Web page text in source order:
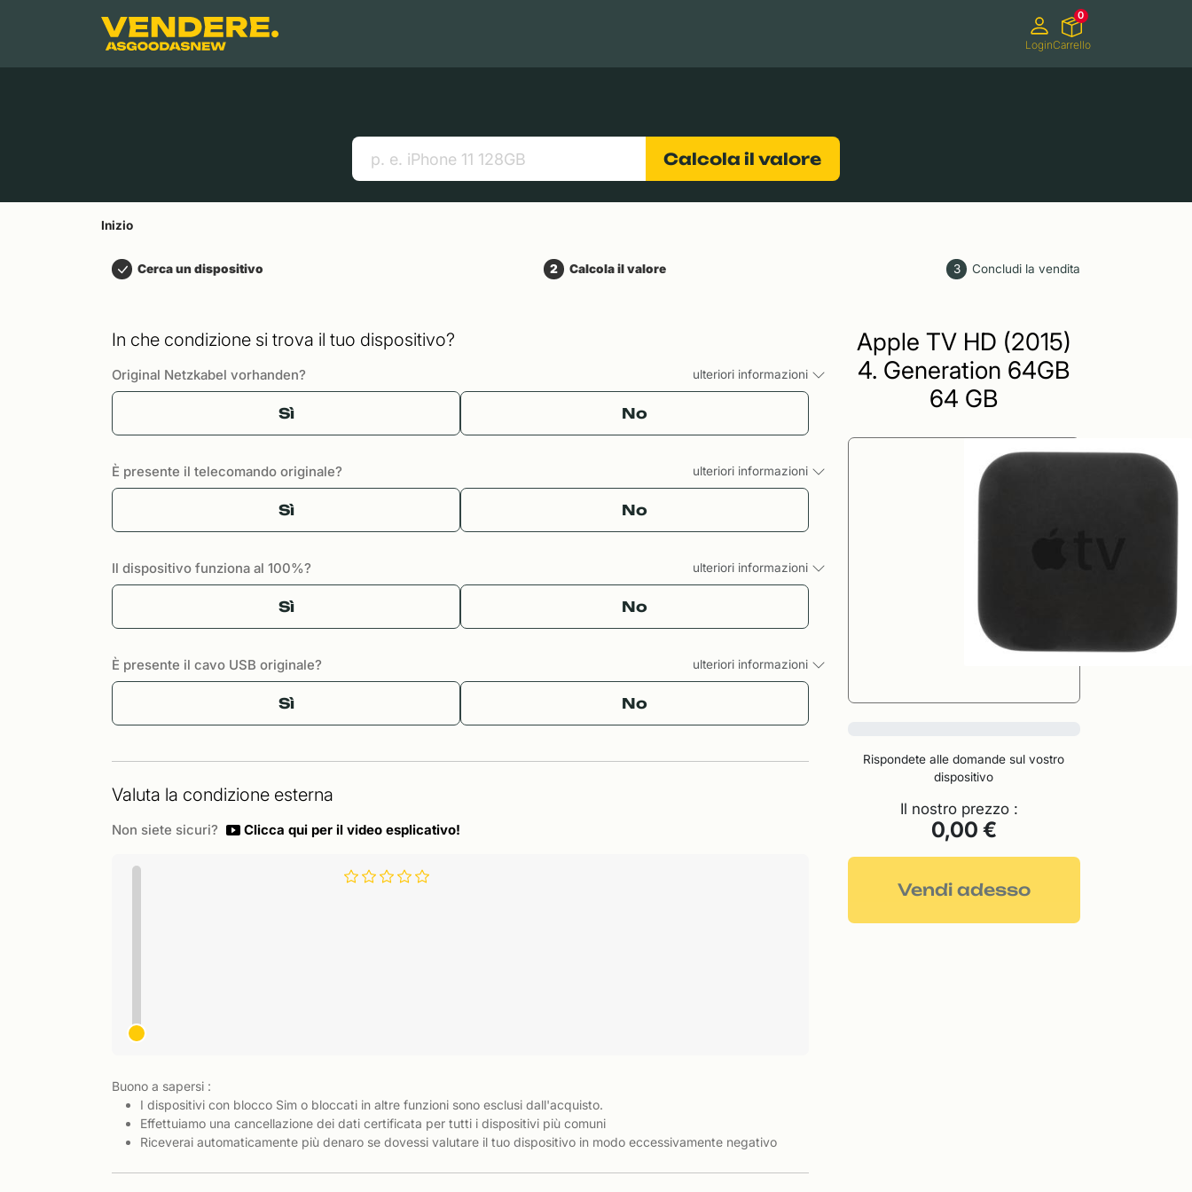
Contenuto principale
LoginCarrello
0
Calcola il valore
Inizio
Cerca un dispositivo 2 Calcola il valore 3 Concludi la vendita
In che condizione si trova il tuo dispositivo?
Original Netzkabel vorhanden? ulteriori informazioni
Sì No
È presente il telecomando originale? ulteriori informazioni
Sì No
Il dispositivo funziona al 100%? ulteriori informazioni
Sì No
È presente il cavo USB originale? ulteriori informazioni
Sì No
Valuta la condizione esterna
Non siete sicuri? Clicca qui per il video esplicativo!
Buono a sapersi :
I dispositivi con blocco Sim o bloccati in altre funzioni sono esclusi dall'acquisto.
Effettuiamo una cancellazione dei dati certificata per tutti i dispositivi più comuni
Riceverai automaticamente più denaro se dovessi valutare il tuo dispositivo in modo eccessivamente negativo
Apple TV HD (2015)
4. Generation 64GB
64 GB
Rispondete alle domande sul vostro
dispositivo
Il nostro prezzo :
0,00 €
Vendi adesso